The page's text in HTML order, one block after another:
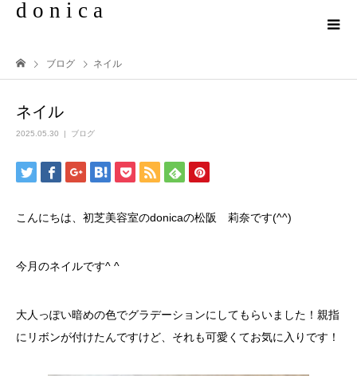
d o n i c a
ブログ ネイル
ネイル
2025.05.30 ブログ
こんにちは、初芝美容室のdonicaの松阪 莉奈です(^^)
今月のネイルです^ ^
大人っぽい暗めの色でグラデーションにしてもらいました！親指
にリボンが付けたんですけど、それも可愛くてお気に入りです！